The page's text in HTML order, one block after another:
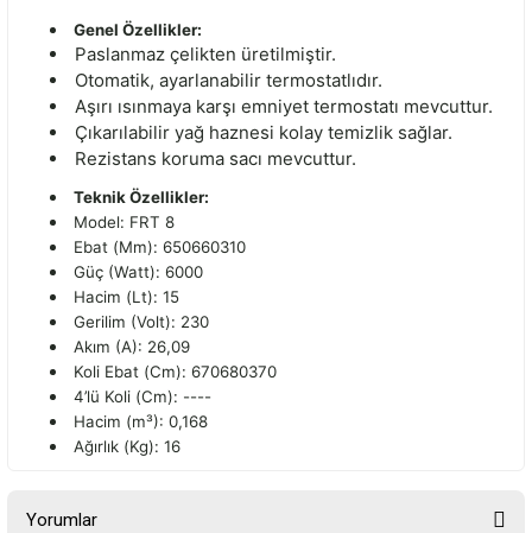
Genel Özellikler:
Paslanmaz çelikten üretilmiştir.
Otomatik, ayarlanabilir termostatlıdır.
Aşırı ısınmaya karşı emniyet termostatı mevcuttur.
Çıkarılabilir yağ haznesi kolay temizlik sağlar.
Rezistans koruma sacı mevcuttur.
Teknik Özellikler:
Model: FRT 8
Ebat (Mm): 650660310
Güç (Watt): 6000
Hacim (Lt): 15
Gerilim (Volt): 230
Akım (A): 26,09
Koli Ebat (Cm): 670680370
4’lü Koli (Cm): ----
Hacim (m³): 0,168
Ağırlık (Kg): 16
Yorumlar